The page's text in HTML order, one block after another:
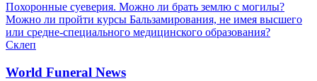
Похоронные суеверия. Можно ли брать землю с могилы?
Можно ли пройти курсы Бальзамирования, не имея высшего
или средне-специального медицинского образования?
Склеп
World Funeral News